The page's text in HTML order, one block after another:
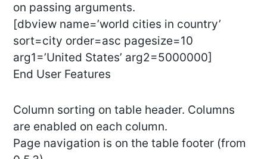
on passing arguments.
[dbview name=’world cities in country’
sort=city order=asc pagesize=10
arg1=’United States’ arg2=5000000]
End User Features
Column sorting on table header. Columns
are enabled on each column.
Page navigation is on the table footer (from